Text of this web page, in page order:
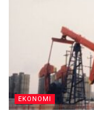
EKONOMI